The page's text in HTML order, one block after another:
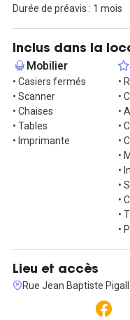
Durée de préavis : 1 mois
Inclus dans la
Mobilier
• Casiers fermés
• Scanner
• Chaises
• Tables
• Imprimante
•
•
•
•
•
•
•
•
•
•
•
Lieu et accès
Rue Jean Baptiste